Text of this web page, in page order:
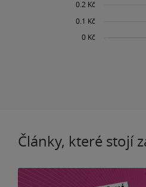
Články, které stojí